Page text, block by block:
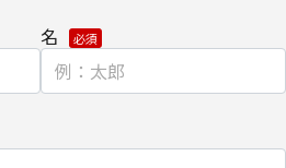
関して】
の開示/訂正/削除などを希望される
せ先】にご連絡ください。
ては、以下をご参照ください。
方法
名